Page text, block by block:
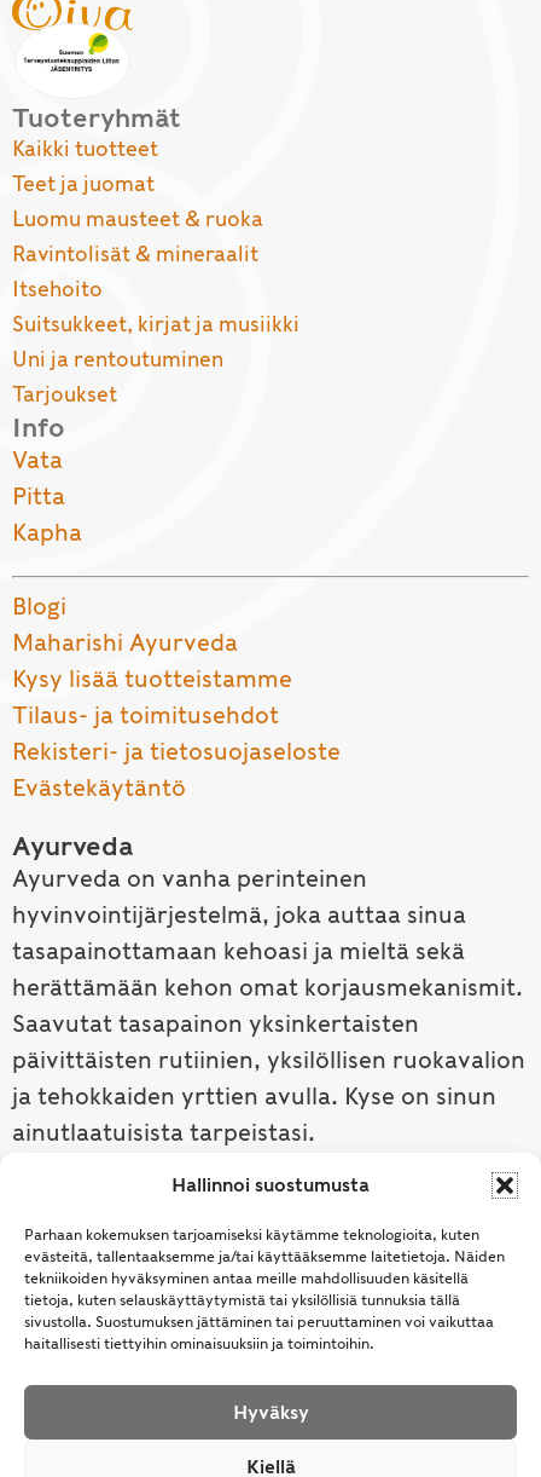
Hallinnoi suostumusta
Parhaan kokemuksen tarjoamiseksi käytämme teknologioita, kuten
evästeitä, tallentaaksemme ja/tai käyttääksemme laitetietoja. Näiden
tekniikoiden hyväksyminen antaa meille mahdollisuuden käsitellä
tietoja, kuten selauskäyttäytymistä tai yksilöllisiä tunnuksia tällä
sivustolla. Suostumuksen jättäminen tai peruuttaminen voi vaikuttaa
haitallisesti tiettyihin ominaisuuksiin ja toimintoihin.
Hyväksy
Kiellä
Tuoteryhmät
Kaikki tuotteet
Teet ja juomat
Luomu mausteet & ruoka
Ravintolisät & mineraalit
Itsehoito
Suitsukkeet, kirjat ja musiikki
Uni ja rentoutuminen
Tarjoukset
Info
Vata
Pitta
Kapha
Blogi
Maharishi Ayurveda
Kysy lisää tuotteistamme
Tilaus- ja toimitusehdot
Rekisteri- ja tietosuojaseloste
Evästekäytäntö
Ayurveda
Ayurveda on vanha perinteinen
hyvinvointijärjestelmä, joka auttaa sinua
tasapainottamaan kehoasi ja mieltä sekä
herättämään kehon omat korjausmekanismit.
Saavutat tasapainon yksinkertaisten
päivittäisten rutiinien, yksilöllisen ruokavalion
ja tehokkaiden yrttien avulla. Kyse on sinun
ainutlaatuisista tarpeistasi.
Tutustu ayurvedaan →
© Samhita | Ayurveda -tuotteita suomalaisille jo